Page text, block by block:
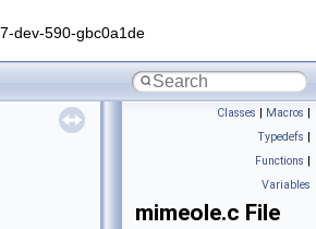
dev-590-gbc0a1de
Classes | Macros |
Typedefs |
Functions |
Variables
mimeole.c File